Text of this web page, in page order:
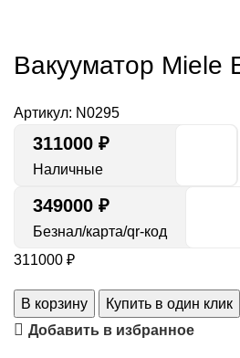
Вакууматор Miele
Артикул: N0295
311000 ₽
Наличные
349000 ₽
Безнал/карта/qr-код
311000 ₽
В корзину
Купить в один клик
Добавить в избранное